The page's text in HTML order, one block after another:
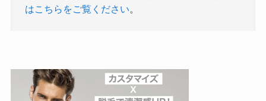
はこちらをご覧ください。